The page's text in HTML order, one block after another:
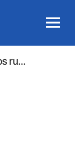
MENU
ru...